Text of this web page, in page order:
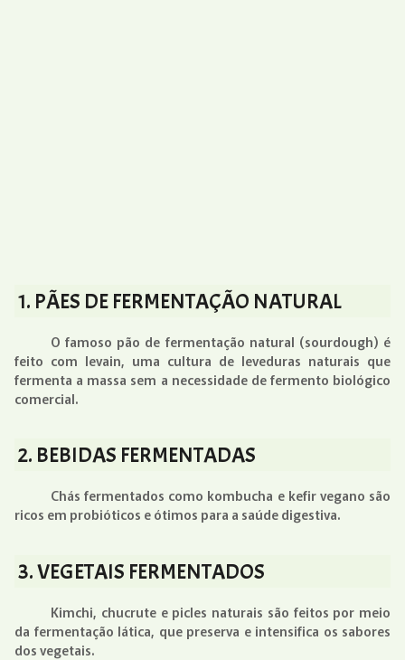
1. PÃES DE FERMENTAÇÃO NATURAL
O famoso pão de fermentação natural (sourdough) é
feito com levain, uma cultura de leveduras naturais que
fermenta a massa sem a necessidade de fermento biológico
comercial.
2. BEBIDAS FERMENTADAS
Chás fermentados como kombucha e kefir vegano são
ricos em probióticos e ótimos para a saúde digestiva.
3. VEGETAIS FERMENTADOS
Kimchi, chucrute e picles naturais são feitos por meio
da fermentação lática, que preserva e intensifica os sabores
dos vegetais.